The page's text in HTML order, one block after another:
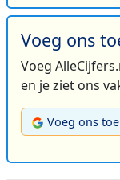
Voeg ons
Voeg
en je ziet ons
Voeg ons